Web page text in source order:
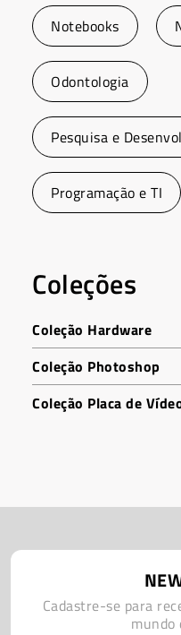
Notebooks
Odontologia
Pesquisa e
Programação e TI
Coleções
Coleção Hardware
Coleção Photoshop
Coleção Placa de
Cadastre-se para
mundo